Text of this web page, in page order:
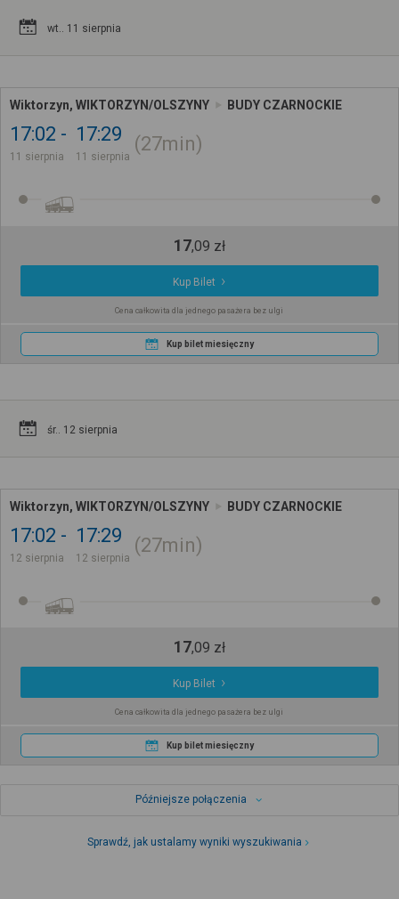
wt.. 11 sierpnia
Wiktorzyn, WIKTORZYN/OLSZYNY BUDY CZARNOCKIE
17:02
11 sierpnia
17:29
11 sierpnia
27min
17,09 zł
Kup Bilet
Cena całkowita dla jednego pasażera bez ulgi
Kup bilet miesięczny
śr.. 12 sierpnia
Wiktorzyn, WIKTORZYN/OLSZYNY BUDY CZARNOCKIE
17:02
12 sierpnia
17:29
12 sierpnia
27min
17,09 zł
Kup Bilet
Cena całkowita dla jednego pasażera bez ulgi
Kup bilet miesięczny
Późniejsze połączenia
Sprawdź, jak ustalamy wyniki wyszukiwania